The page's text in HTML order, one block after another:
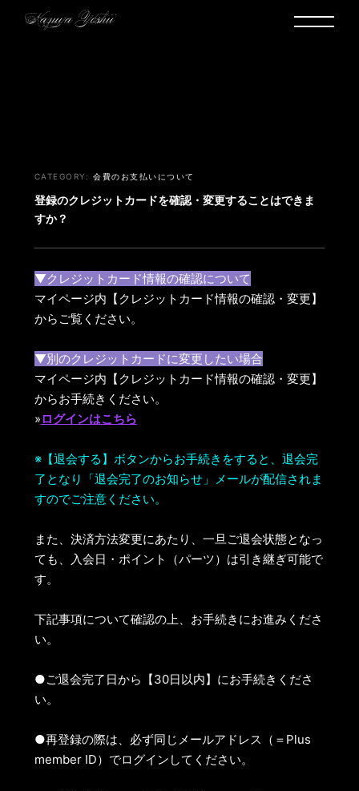
会費のお支払いについて
登録のクレジットカードを確認・変更することはできま
すか？
▼クレジットカード情報の確認について
マイページ内【クレジットカード情報の確認・変更】
からご覧ください。
▼別のクレジットカードに変更したい場合
マイページ内【クレジットカード情報の確認・変更】
からお手続きください。
»ログインはこちら
※【退会する】ボタンからお手続きをすると、退会完
了となり「退会完了のお知らせ」メールが配信されま
すのでご注意ください。
また、決済方法変更にあたり、一旦ご退会状態となっ
ても、入会日・ポイント（パーツ）は引き継ぎ可能で
す。
下記事項について確認の上、お手続きにお進みくださ
い。
●ご退会完了日から【30日以内】にお手続きくださ
い。
●再登録の際は、必ず同じメールアドレス（＝Plus
member ID）でログインしてください。